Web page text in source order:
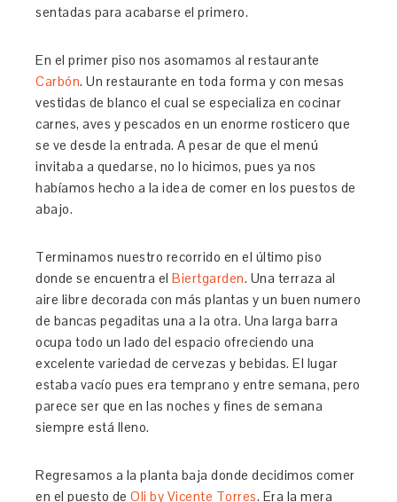
sentadas para acabarse el primero.
En el primer piso nos asomamos al restaurante
Carbón. Un restaurante en toda forma y con mesas
vestidas de blanco el cual se especializa en cocinar
carnes, aves y pescados en un enorme rosticero que
se ve desde la entrada. A pesar de que el menú
invitaba a quedarse, no lo hicimos, pues ya nos
habíamos hecho a la idea de comer en los puestos de
abajo.
Terminamos nuestro recorrido en el último piso
donde se encuentra elBiertgarden. Una terraza al
aire libre decorada con más plantas y un buen numero
de bancas pegaditas una a la otra. Una larga barra
ocupa todo un lado del espacio ofreciendo una
excelente variedad de cervezas y bebidas. El lugar
estaba vacío pues era temprano y entre semana, pero
parece ser que en las noches y fines de semana
siempre está lleno.
Regresamos a la planta baja donde decidimos comer
en el puesto deOli by Vicente Torres. Era la mera